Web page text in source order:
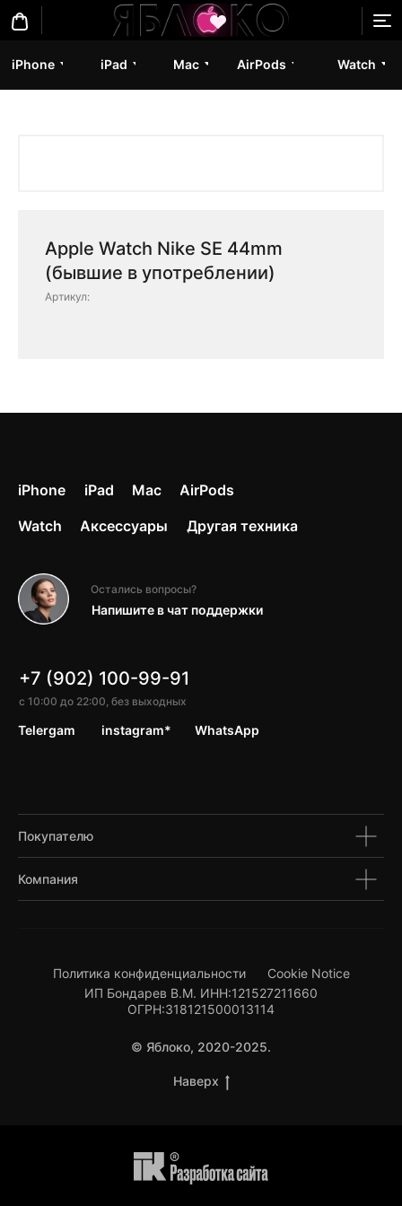
iPhone iPad Mac AirPods Watch
Apple Watch Nike SE 44mm
(бывшие в употреблении)
Артикул:
iPhone iPad Mac
AirPods
Watch
Другая техника
Аксессуары
с 10:00 до 22:00, без выходных
+7 (902) 100-99-91
WhatsApp
Telergam instagram*
Остались вопросы?
Напишите в чат поддержки
Покупателю
Компания
Политика конфиденциальности
Cookie Notice
ИП Бондарев В.М. ИНН:121527211660
ОГРН:318121500013114
© Яблоко, 2020-2025.
Наверх